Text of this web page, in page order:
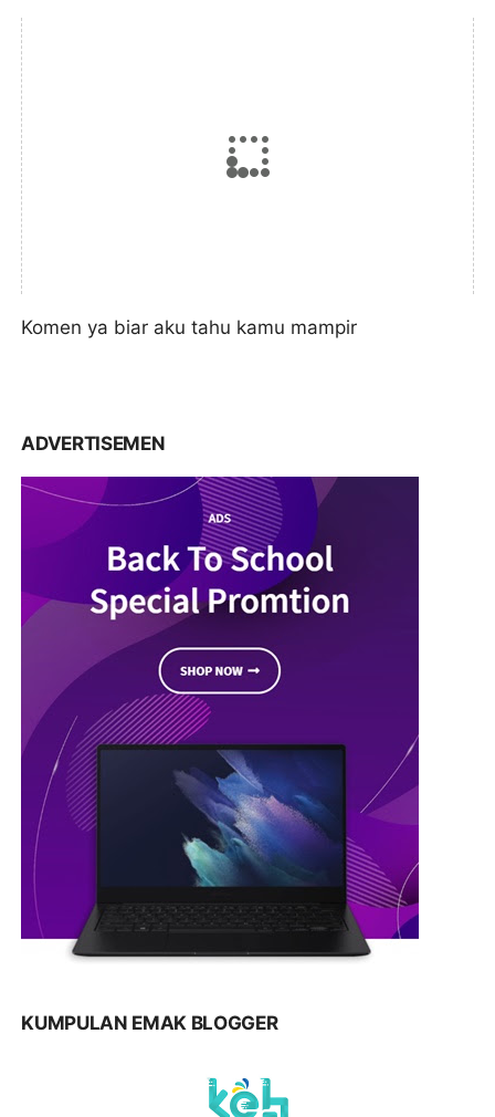
Komen ya biar aku tahu kamu mampir
ADVERTISEMEN
KUMPULAN EMAK BLOGGER